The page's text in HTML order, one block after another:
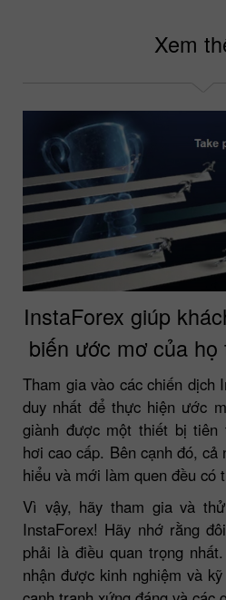
Xem
InstaForex giúp
biến ước mơ của
Tham gia vào các chiến dịch
duy nhất để thực hiện ước
giành được một thiết bị tiên
hơi cao cấp. Bên cạnh đó, cả
hiểu và mới làm quen đều có
Vì vậy, hãy tham gia và
InstaForex! Hãy nhớ rằng
phải là điều quan trọng
nhận được kinh nghiệm và